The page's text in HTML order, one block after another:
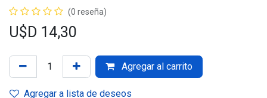
(0 reseña)
U$D 14,30
Agregar al carrito
Agregar a lista de deseos